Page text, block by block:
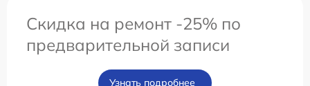
Скидка на ремонт -25% по
предварительной записи
Узнать подробнее